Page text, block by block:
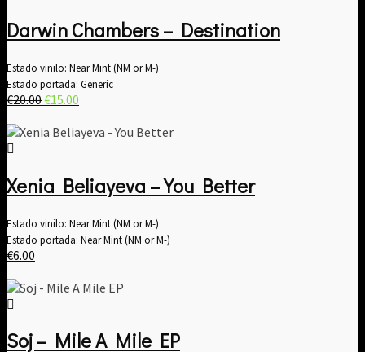
Darwin Chambers – Destination
Estado vinilo: Near Mint (NM or M-)
Estado portada: Generic
€20.00El
original
€15.00
actual
Xenia Beliayeva – You Better
Estado vinilo: Near Mint (NM or M-)
Estado portada: Near Mint (NM or M-)
€6.00
Soj – Mile A Mile EP